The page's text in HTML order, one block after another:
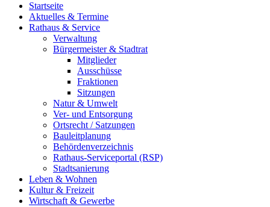
Startseite
Aktuelles & Termine
Rathaus & Service
Verwaltung
Bürgermeister & Stadtrat
Mitglieder
Ausschüsse
Fraktionen
Sitzungen
Natur & Umwelt
Ver- und Entsorgung
Ortsrecht / Satzungen
Bauleitplanung
Behördenverzeichnis
Rathaus-Serviceportal (RSP)
Stadtsanierung
Leben & Wohnen
Kultur & Freizeit
Wirtschaft & Gewerbe